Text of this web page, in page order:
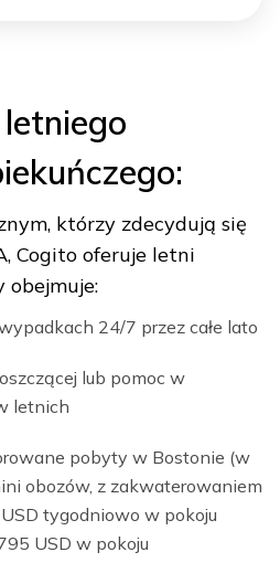
letniego
którzy zdecydują się
Cogito oferuje letni
obejmuje:
24/7 przez całe lato
lub pomoc w
letnich
pobyty w Bostonie (w
obozów, z zakwaterowaniem
tygodniowo w pokoju
USD w pokoju